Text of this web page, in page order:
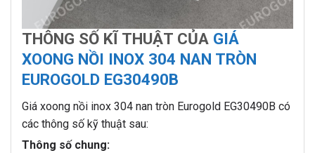
THÔNG SỐ KĨ THUẬT CỦA GIÁ
XOONG NỒI INOX 304 NAN TRÒN
EUROGOLD EG30490B
Giá xoong nồi inox 304 nan tròn Eurogold EG30490B có
các thông số kỹ thuật sau:
Thông số chung: